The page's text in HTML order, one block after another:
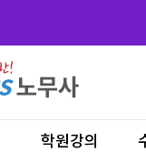
학원강의